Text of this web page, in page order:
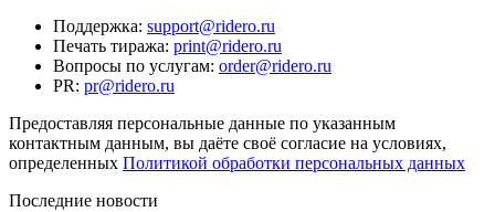
Поддержка: support@ridero.ru
Печать тиража: print@ridero.ru
Вопросы по услугам: order@ridero.ru
PR: pr@ridero.ru
Предоставляя персональные данные по указанным
контактным данным, вы даёте своё согласие на условиях,
определенных Политикой обработки персональных данных
Последние новости